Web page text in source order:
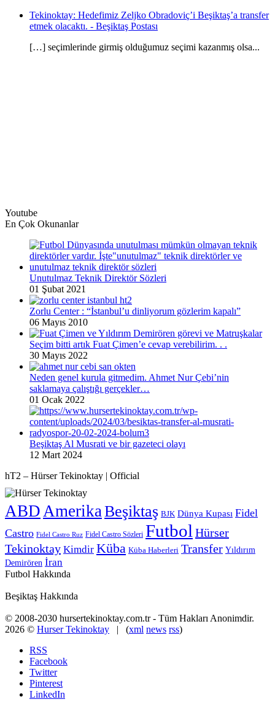
Tekinoktay: Hedefimiz Zeljko Obradoviç’i Beşiktaş’a transfer
etmek olacaktı. - Beşiktaş Postası
[…] seçimlerinde girmiş olduğumuz seçimi kazanmış olsa...
Youtube
En Çok Okunanlar
Unutulmaz Teknik Direktör Sözleri
01 Şubat 2021
Zorlu Center : “İstanbul’u dinliyorum gözlerim kapalı”
06 Mayıs 2010
Seçim bitti artık Fuat Çimen’e cevap verebilirim. . .
30 Mayıs 2022
Neden genel kurula gitmedim. Ahmet Nur Çebi’nin
saklamaya çalıştığı gerçekler…
01 Ocak 2022
Beşiktaş Al Musrati ve bir gazeteci olayı
12 Mart 2024
hT2 – Hürser Tekinoktay | Official
ABD Amerika Beşiktaş BJK Dünya Kupası Fidel
Castro Fidel Castro Ruz Fidel Castro Sözleri Futbol Hürser
Tekinoktay Kimdir Küba Küba Haberleri Transfer Yıldırım
Demirören İran
Futbol Hakkında
Beşiktaş Hakkında
© 2008-2030 hursertekinoktay.com.tr - Tüm Hakları Anonimdir.
2026 © Hurser Tekinoktay | (xml news rss)
RSS
Facebook
Twitter
Pinterest
LinkedIn